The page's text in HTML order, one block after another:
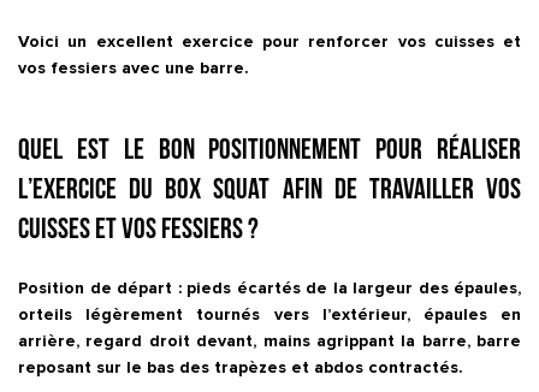
Voici un excellent exercice pour renforcer vos cuisses et
vos fessiers avec une barre.
Quel est le bon positionnement pour réaliser
l’exercice du Box Squat afin de travailler vos
cuisses et vos fessiers ?
Position de départ : pieds écartés de la largeur des épaules,
orteils légèrement tournés vers l’extérieur, épaules en
arrière, regard droit devant, mains agrippant la barre, barre
reposant sur le bas des trapèzes et abdos contractés.